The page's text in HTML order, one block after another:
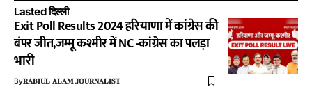
Lasted दिल्ली
Exit Poll Results 2024 हरियाणा में कांग्रेस की
बंपर जीत,जम्मू कश्मीर में NC -कांग्रेस का पलड़ा
भारी
By𝐑𝐀𝐁𝐈𝐔𝐋 𝐀𝐋𝐀𝐌 𝐉𝐎𝐔𝐑𝐍𝐀𝐋𝐈𝐒𝐓